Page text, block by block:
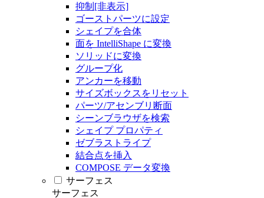
抑制[非表示]
ゴーストパーツに設定
シェイプを合体
面を IntelliShape に変換
ソリッドに変換
グループ化
アンカーを移動
サイズボックスをリセット
パーツ/アセンブリ断面
シーンブラウザを検索
シェイプ プロパティ
ゼブラストライプ
結合点を挿入
COMPOSE データ変換
サーフェス
サーフェス